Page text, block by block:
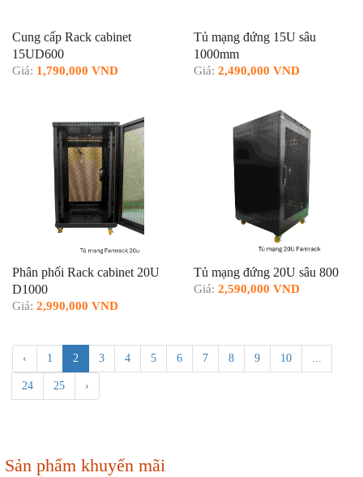
Cung cấp Rack cabinet
15UD600
Giá: 1,790,000 VND
Tủ mạng đứng 15U sâu
1000mm
Giá: 2,490,000 VND
Phân phối Rack cabinet 20U
D1000
Giá: 2,990,000 VND
Tủ mạng đứng 20U sâu 800
Giá: 2,590,000 VND
‹ 1 2 3 4 5 6 7 8 9 10 ...
24 25 ›
Sản phẩm khuyến mãi